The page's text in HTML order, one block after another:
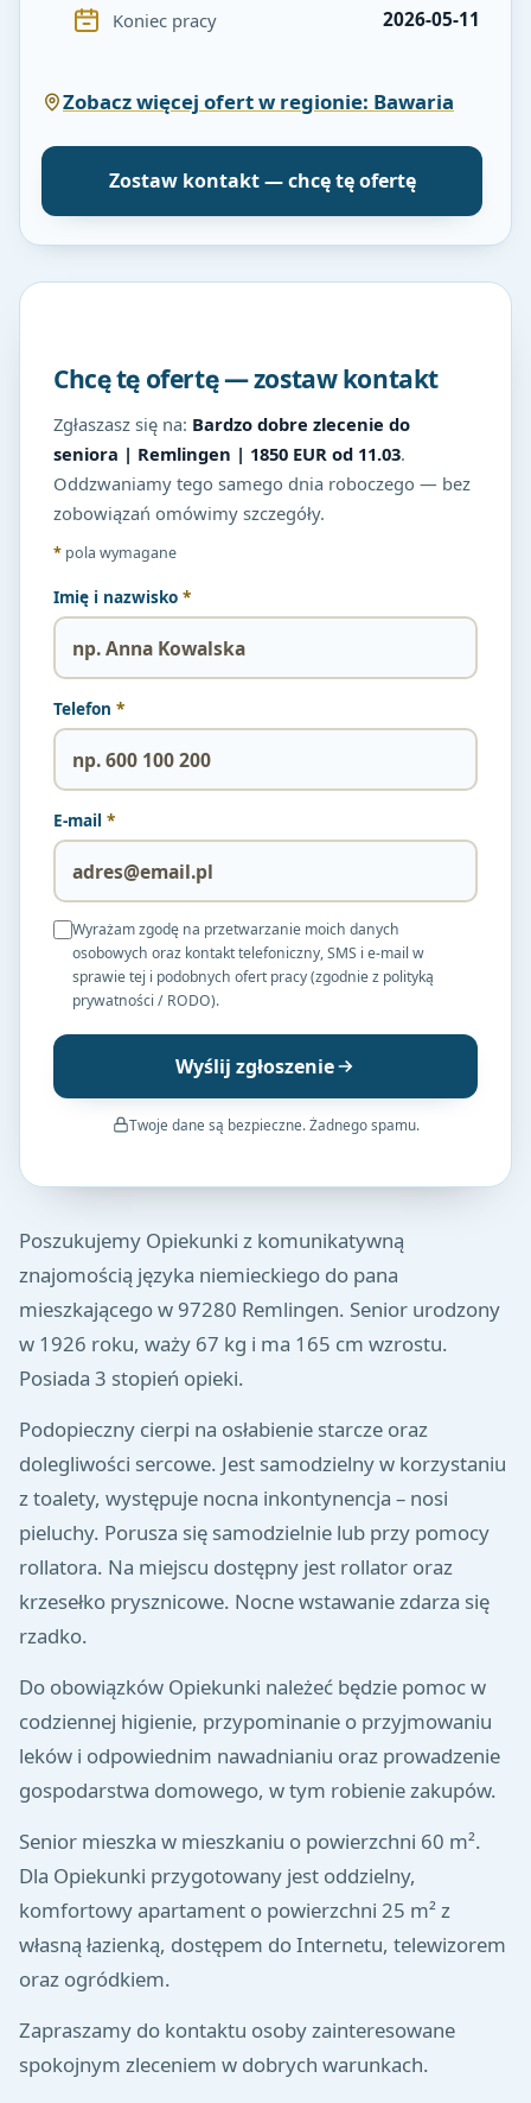
Koniec pracy 2026-05-11
Zobacz więcej ofert w regionie: Bawaria
Zostaw kontakt — chcę tę ofertę
Chcę tę ofertę — zostaw kontakt
Zgłaszasz się na: Bardzo dobre zlecenie do
seniora | Remlingen | 1850 EUR od 11.03.
Oddzwaniamy tego samego dnia roboczego — bez
zobowiązań omówimy szczegóły.
* pola wymagane
Imię i nazwisko *
Telefon *
E-mail *
Wyrażam zgodę na przetwarzanie moich danych
osobowych oraz kontakt telefoniczny, SMS i e-mail w
sprawie tej i podobnych ofert pracy (zgodnie z polityką
prywatności / RODO).
Wyślij zgłoszenie
Twoje dane są bezpieczne. Żadnego spamu.
Poszukujemy Opiekunki z komunikatywną
znajomością języka niemieckiego do pana
mieszkającego w 97280 Remlingen. Senior urodzony
w 1926 roku, waży 67 kg i ma 165 cm wzrostu.
Posiada 3 stopień opieki.
Podopieczny cierpi na osłabienie starcze oraz
dolegliwości sercowe. Jest samodzielny w korzystaniu
z toalety, występuje nocna inkontynencja – nosi
pieluchy. Porusza się samodzielnie lub przy pomocy
rollatora. Na miejscu dostępny jest rollator oraz
krzesełko prysznicowe. Nocne wstawanie zdarza się
rzadko.
Do obowiązków Opiekunki należeć będzie pomoc w
codziennej higienie, przypominanie o przyjmowaniu
leków i odpowiednim nawadnianiu oraz prowadzenie
gospodarstwa domowego, w tym robienie zakupów.
Senior mieszka w mieszkaniu o powierzchni 60 m².
Dla Opiekunki przygotowany jest oddzielny,
komfortowy apartament o powierzchni 25 m² z
własną łazienką, dostępem do Internetu, telewizorem
oraz ogródkiem.
Zapraszamy do kontaktu osoby zainteresowane
spokojnym zleceniem w dobrych warunkach.